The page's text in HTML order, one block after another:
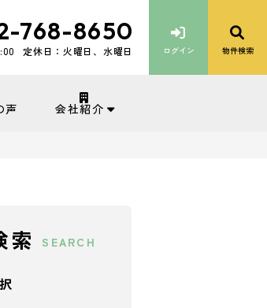
768-8650
定休日：火曜日、水曜日 ログイン 物件検索
声 会社紹介
索 SEARCH